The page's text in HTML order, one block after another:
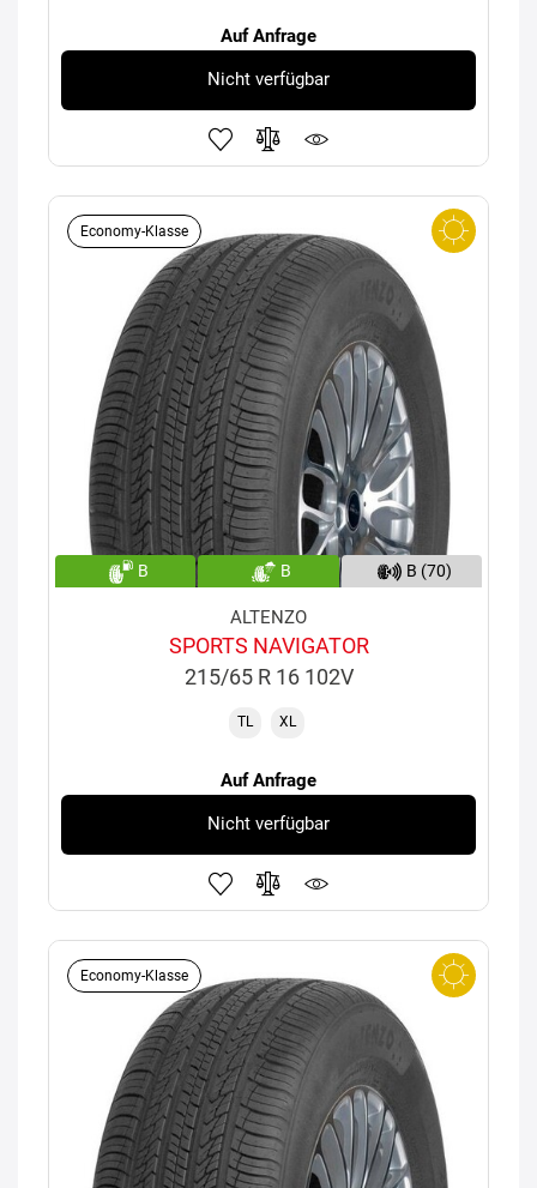
Auf Anfrage
Nicht verfügbar
Economy-Klasse
B B B (70)
ALTENZO
SPORTS NAVIGATOR
215/65 R 16 102V
TL XL
Auf Anfrage
Nicht verfügbar
Economy-Klasse